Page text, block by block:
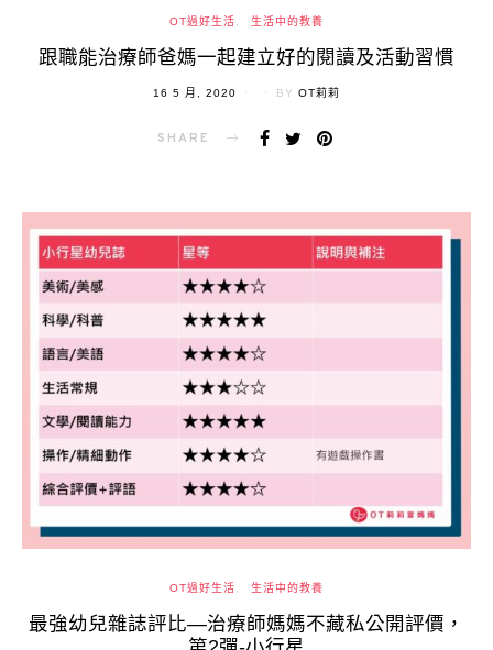
OT過好生活 生活中的教養
跟職能治療師爸媽一起建立好的閱讀及活動習慣
POSTED
16 5 月, 2020 BY OT莉莉
SHARE
OT過好生活 生活中的教養
最強幼兒雜誌評比—治療師媽媽不藏私公開評價，